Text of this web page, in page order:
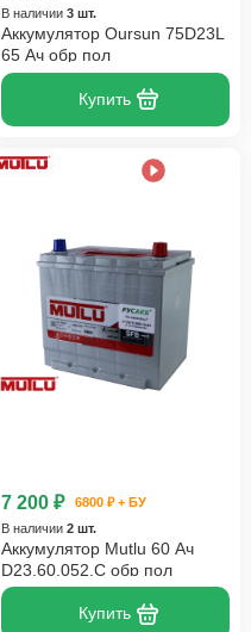
В наличии 3 шт.
Аккумулятор Oursun 75D23L
65 Ач обр пол
Купить
7 200 ₽
6800 ₽ + БУ
В наличии 2 шт.
Аккумулятор Mutlu 60 Ач
D23.60.052.C обр пол
Купить